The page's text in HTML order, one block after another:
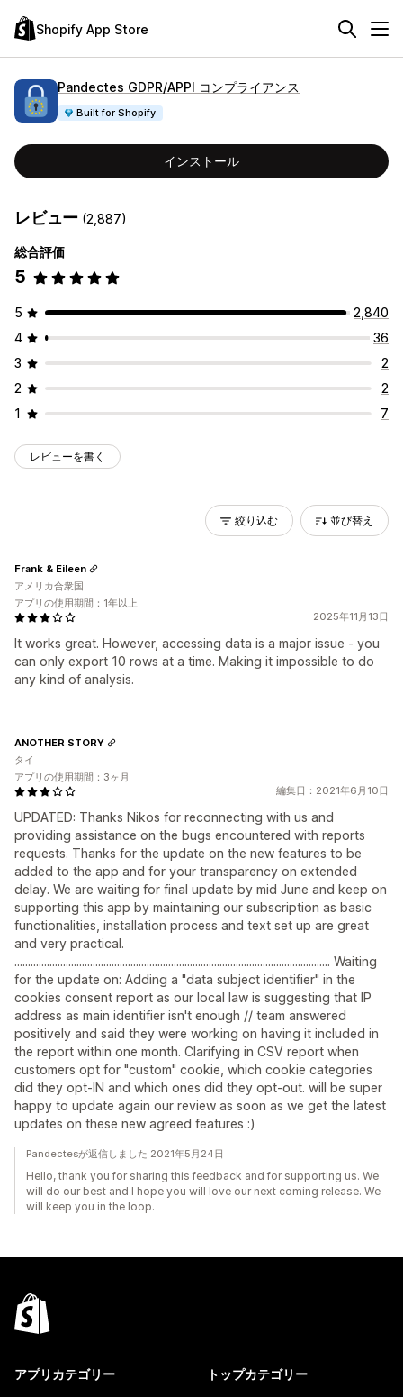
Shopify App Store
Pandectes GDPR/APPI コンプライアンス
Built for Shopify
インストール
レビュー (2,887)
総合評価
5
5
2,840
4
36
3
2
2
2
1
7
レビューを書く
絞り込む 並び替え
2025年11月13日
It works great. However, accessing data is a major issue - you
can only export 10 rows at a time. Making it impossible to do
any kind of analysis.
Frank & Eileen
アメリカ合衆国
アプリの使用期間：1年以上
編集日：2021年6月10日
UPDATED: Thanks Nikos for reconnecting with us and
providing assistance on the bugs encountered with reports
requests. Thanks for the update on the new features to be
added to the app and for your transparency on extended
delay. We are waiting for final update by mid June and keep on
supporting this app by maintaining our subscription as basic
functionalities, installation process and text set up are great
and very practical.
..................................................................................................................... Waiting
for the update on: Adding a "data subject identifier" in the
cookies consent report as our local law is suggesting that IP
address as main identifier isn't enough // team answered
positively and said they were working on having it included in
the report within one month. Clarifying in CSV report when
customers opt for "custom" cookie, which cookie categories
did they opt-IN and which ones did they opt-out. will be super
happy to update again our review as soon as we get the latest
updates on these new agreed features :)
ANOTHER STORY
タイ
アプリの使用期間：3ヶ月
Pandectesが返信しました 2021年5月24日
Hello, thank you for sharing this feedback and for supporting us. We
will do our best and I hope you will love our next coming release. We
will keep you in the loop.
アプリカテゴリー トップカテゴリー